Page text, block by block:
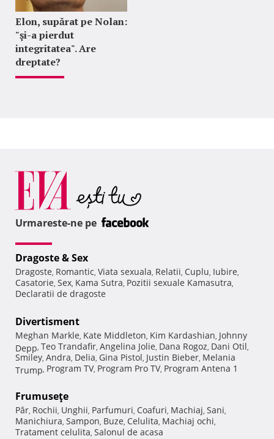
Elon, supărat pe Nolan:
"şi-a pierdut
integritatea". Are
dreptate?
Urmareste-ne pe
Dragoste & Sex
Dragoste, Romantic, Viata sexuala, Relatii, Cuplu, Iubire,
Casatorie, Sex, Kama Sutra, Pozitii sexuale Kamasutra,
Declaratii de dragoste
Divertisment
Meghan Markle, Kate Middleton, Kim Kardashian, Johnny
Depp, Teo Trandafir, Angelina Jolie, Dana Rogoz, Dani Otil,
Smiley, Andra, Delia, Gina Pistol, Justin Bieber, Melania
Trump, Program TV, Program Pro TV, Program Antena 1
Frumuseţe
Păr, Rochii, Unghii, Parfumuri, Coafuri, Machiaj, Sani,
Manichiura, Sampon, Buze, Celulita, Machiaj ochi,
Tratament celulita, Salonul de acasa